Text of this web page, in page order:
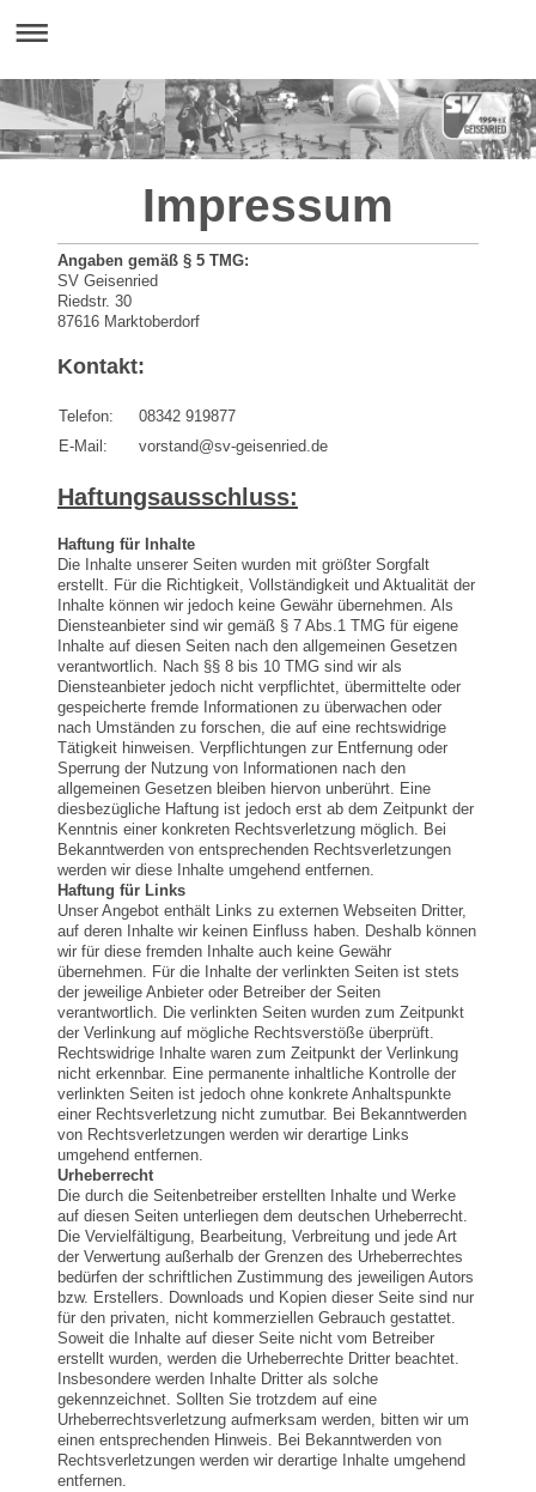
Impressum
Angaben gemäß § 5 TMG:
SV Geisenried
Riedstr. 30
87616 Marktoberdorf
Kontakt:
Telefon:
08342 919877
E-Mail:
vorstand@sv-geisenried.de
Haftungsausschluss:
Haftung für Inhalte
Die Inhalte unserer Seiten wurden mit größter Sorgfalt
erstellt. Für die Richtigkeit, Vollständigkeit und Aktualität der
Inhalte können wir jedoch keine Gewähr übernehmen. Als
Diensteanbieter sind wir gemäß § 7 Abs.1 TMG für eigene
Inhalte auf diesen Seiten nach den allgemeinen Gesetzen
verantwortlich. Nach §§ 8 bis 10 TMG sind wir als
Diensteanbieter jedoch nicht verpflichtet, übermittelte oder
gespeicherte fremde Informationen zu überwachen oder
nach Umständen zu forschen, die auf eine rechtswidrige
Tätigkeit hinweisen. Verpflichtungen zur Entfernung oder
Sperrung der Nutzung von Informationen nach den
allgemeinen Gesetzen bleiben hiervon unberührt. Eine
diesbezügliche Haftung ist jedoch erst ab dem Zeitpunkt der
Kenntnis einer konkreten Rechtsverletzung möglich. Bei
Bekanntwerden von entsprechenden Rechtsverletzungen
werden wir diese Inhalte umgehend entfernen.
Haftung für Links
Unser Angebot enthält Links zu externen Webseiten Dritter,
auf deren Inhalte wir keinen Einfluss haben. Deshalb können
wir für diese fremden Inhalte auch keine Gewähr
übernehmen. Für die Inhalte der verlinkten Seiten ist stets
der jeweilige Anbieter oder Betreiber der Seiten
verantwortlich. Die verlinkten Seiten wurden zum Zeitpunkt
der Verlinkung auf mögliche Rechtsverstöße überprüft.
Rechtswidrige Inhalte waren zum Zeitpunkt der Verlinkung
nicht erkennbar. Eine permanente inhaltliche Kontrolle der
verlinkten Seiten ist jedoch ohne konkrete Anhaltspunkte
einer Rechtsverletzung nicht zumutbar. Bei Bekanntwerden
von Rechtsverletzungen werden wir derartige Links
umgehend entfernen.
Urheberrecht
Die durch die Seitenbetreiber erstellten Inhalte und Werke
auf diesen Seiten unterliegen dem deutschen Urheberrecht.
Die Vervielfältigung, Bearbeitung, Verbreitung und jede Art
der Verwertung außerhalb der Grenzen des Urheberrechtes
bedürfen der schriftlichen Zustimmung des jeweiligen Autors
bzw. Erstellers. Downloads und Kopien dieser Seite sind nur
für den privaten, nicht kommerziellen Gebrauch gestattet.
Soweit die Inhalte auf dieser Seite nicht vom Betreiber
erstellt wurden, werden die Urheberrechte Dritter beachtet.
Insbesondere werden Inhalte Dritter als solche
gekennzeichnet. Sollten Sie trotzdem auf eine
Urheberrechtsverletzung aufmerksam werden, bitten wir um
einen entsprechenden Hinweis. Bei Bekanntwerden von
Rechtsverletzungen werden wir derartige Inhalte umgehend
entfernen.